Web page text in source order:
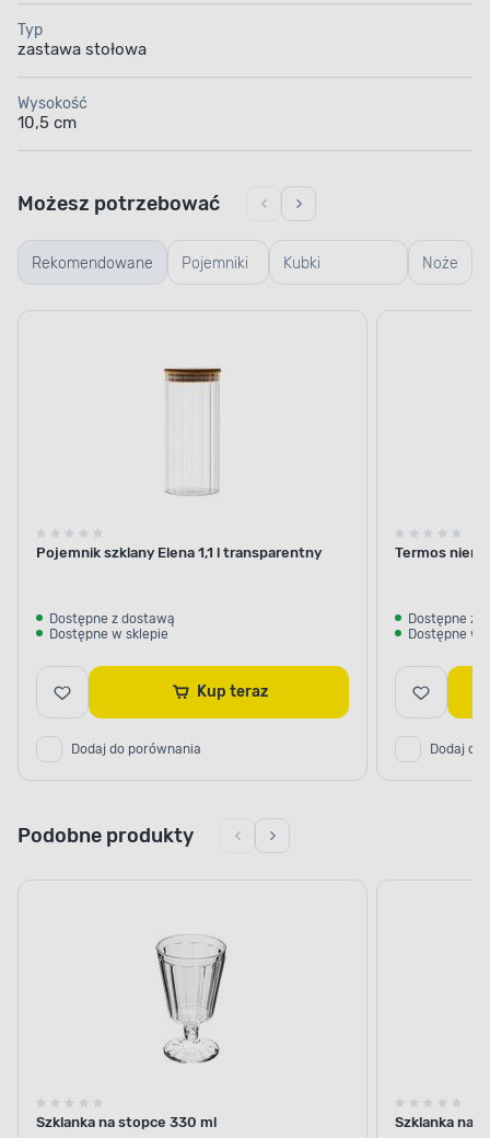
Typ
zastawa stołowa
Wysokość
10,5 cm
Rekomendowane Pojemniki
szklane
Kubki
termiczne i
Noże
Możesz potrzebować
Pojemnik szklany Elena 1,1 l transparentny
Dostępne z dostawą
Dostępne w sklepie
Kup teraz
Dodaj do porównania
Termos
Dostępne z
Dostępne w
Dodaj do
Podobne produkty
Szklanka na stopce 330 ml Szklanka na